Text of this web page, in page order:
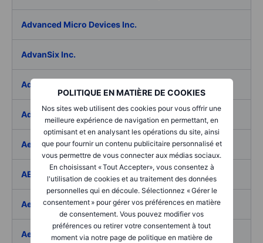
POLITIQUE EN MATIÈRE DE COOKIES
Nos sites web utilisent des cookies pour vous offrir une
meilleure expérience de navigation en permettant, en
optimisant et en analysant les opérations du site, ainsi
que pour fournir un contenu publicitaire personnalisé et
vous permettre de vous connecter aux médias sociaux.
En choisissant « Tout Accepter», vous consentez à
l'utilisation de cookies et au traitement des données
personnelles qui en découle. Sélectionnez « Gérer le
consentement » pour gérer vos préférences en matière
de consentement. Vous pouvez modifier vos
préférences ou retirer votre consentement à tout
moment via notre page de politique en matière de
Advanced Micro Devices Inc.
AdvanSix Inc.
Advantage Solutions Inc.
Adyen NV
Aebi Schmidt Holding AG
AECOM
Aedes SpA
Aedifica SICAFI SA